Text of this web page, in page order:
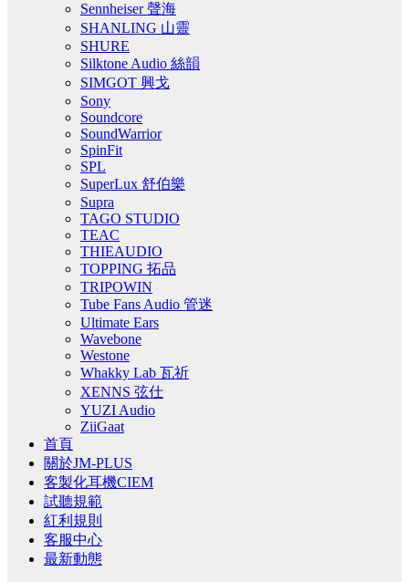
Sennheiser 聲海
SHANLING 山靈
SHURE
Silktone Audio 絲韻
SIMGOT 興戈
Sony
Soundcore
SoundWarrior
SpinFit
SPL
SuperLux 舒伯樂
Supra
TAGO STUDIO
TEAC
THIEAUDIO
TOPPING 拓品
TRIPOWIN
Tube Fans Audio 管迷
Ultimate Ears
Wavebone
Westone
Whakky Lab 瓦祈
XENNS 弦仕
YUZI Audio
ZiiGaat
首頁
關於JM-PLUS
客製化耳機CIEM
試聽規範
紅利規則
客服中心
最新動態